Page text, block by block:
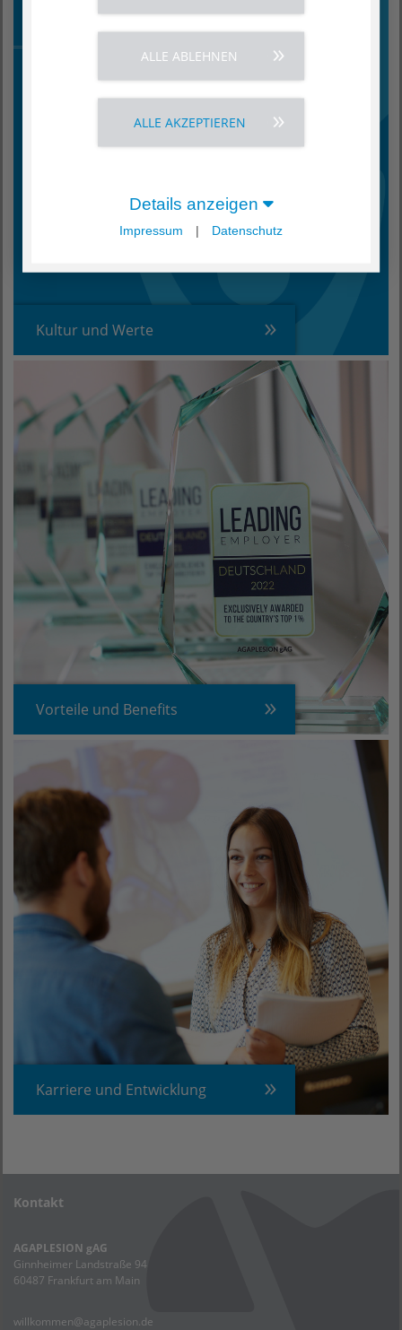
Kultur und Werte
Vorteile und Benefits
Karriere und Entwicklung
Kontakt
AGAPLESION gAG
Ginnheimer Landstraße 94
60487 Frankfurt am Main
willkommen@agaplesion.de
ALLE ABLEHNEN
ALLE AKZEPTIEREN
Details anzeigen
Impressum | Datenschutz